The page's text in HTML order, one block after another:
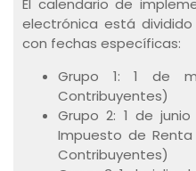
El calendario de
electrónica está
con fechas específicas:
Grupo 1: 1 de
Contribuyentes)
Grupo 2: 1 de
Impuesto de
Contribuyentes)